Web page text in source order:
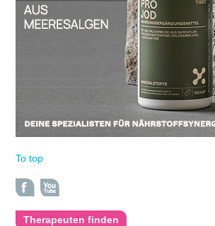
To top
Therapeuten finden